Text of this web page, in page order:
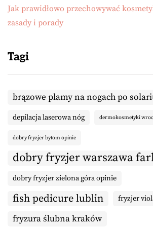
Jak prawidłowo przechowywać
zasady i porady
Tagi
brązowe plamy na nogach po
depilacja laserowa nóg dermokosmetyki
dobry fryzjer bytom opinie
dobry fryzjer warszawa
dobry fryzjer zielona góra opinie
fish pedicure lublin fryzjer
fryzura ślubna kraków